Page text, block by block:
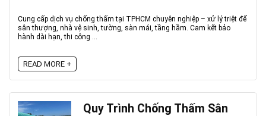
Cung cấp dịch vụ chống thấm tại TPHCM chuyên nghiệp – xử lý triệt để
sân thượng, nhà vệ sinh, tường, sàn mái, tầng hầm. Cam kết bảo
hành dài hạn, thi công ...
READ MORE +
Quy Trình Chống Thấm Sân